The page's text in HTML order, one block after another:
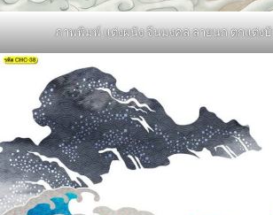
ภาพพิมพ์ แต่งผนัง จีนมงคล ลายนก ตกแต่งบ้